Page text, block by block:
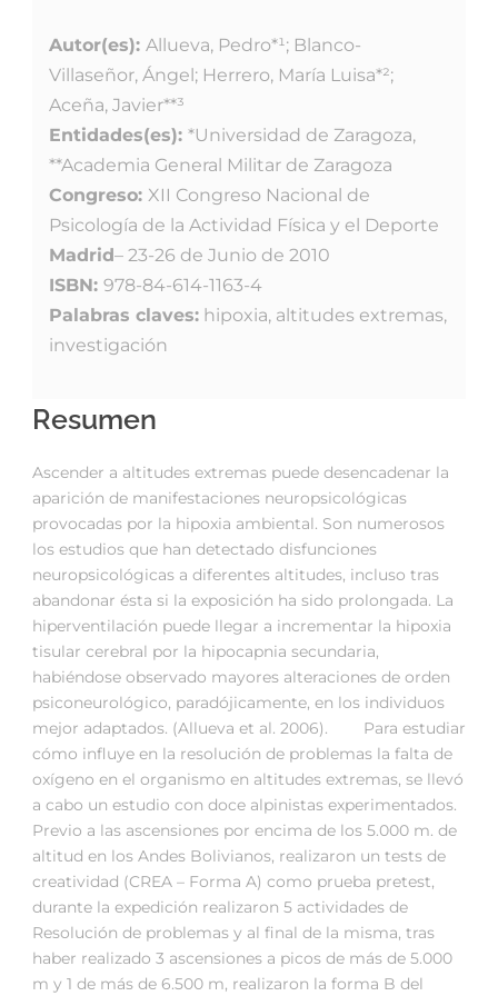
Autor(es): Allueva, Pedro*¹; Blanco-
Villaseñor, Ángel; Herrero, María Luisa*²;
Aceña, Javier**³
Entidades(es): *Universidad de Zaragoza,
**Academia General Militar de Zaragoza
Congreso: XII Congreso Nacional de
Psicología de la Actividad Física y el Deporte
Madrid– 23-26 de Junio de 2010
ISBN: 978-84-614-1163-4
Palabras claves: hipoxia, altitudes extremas,
investigación
Resumen
Ascender a altitudes extremas puede desencadenar la
aparición de manifestaciones neuropsicológicas
provocadas por la hipoxia ambiental. Son numerosos
los estudios que han detectado disfunciones
neuropsicológicas a diferentes altitudes, incluso tras
abandonar ésta si la exposición ha sido prolongada. La
hiperventilación puede llegar a incrementar la hipoxia
tisular cerebral por la hipocapnia secundaria,
habiéndose observado mayores alteraciones de orden
psiconeurológico, paradójicamente, en los individuos
mejor adaptados. (Allueva et al. 2006). Para estudiar
cómo influye en la resolución de problemas la falta de
oxígeno en el organismo en altitudes extremas, se llevó
a cabo un estudio con doce alpinistas experimentados.
Previo a las ascensiones por encima de los 5.000 m. de
altitud en los Andes Bolivianos, realizaron un tests de
creatividad (CREA – Forma A) como prueba pretest,
durante la expedición realizaron 5 actividades de
Resolución de problemas y al final de la misma, tras
haber realizado 3 ascensiones a picos de más de 5.000
m y 1 de más de 6.500 m, realizaron la forma B del